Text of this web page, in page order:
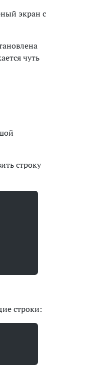
экран с
чуть
строку
строки: